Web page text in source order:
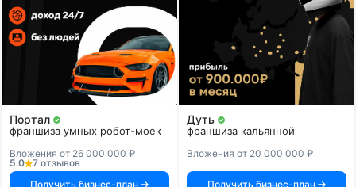
Портал
франшиза умных робот-моек
Вложения от 26 000 000 ₽
5.0
7 отзывов
Получить бизнес-план
Дуть
франшиза кальянной
Вложения от 20 000 000 ₽
Получить бизнес-план